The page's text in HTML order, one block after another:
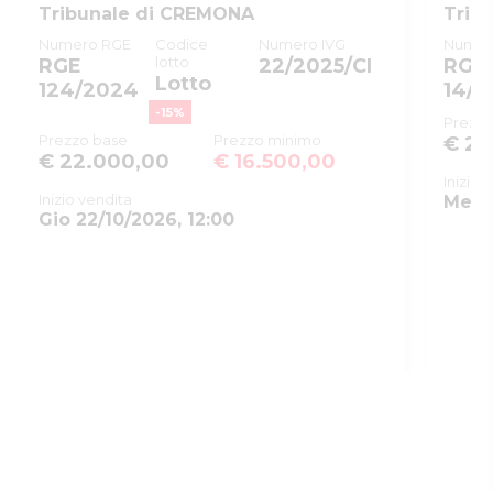
Tribunale
Tribunale di CREMONA
Registro
ESECUZIONI CIVILI IMMOBILIARI
Rito
ESPROPRIAZIONE IMMOBILIARE
(CARTABIA)
Numero
procedura
Anno
procedura
Tribunale di CREMONA
Numero RGE
RGE
124/2024
Codice
lotto
Lotto
n.1
Numero IVG
22/2025/CI
Prezzo base
€ 22.000,00
-15%
Prezzo minimo
€ 16.500,00
Inizio vendita
Gio 22/10/2026, 12:00
RGE
14/
€
Inizio
Mer